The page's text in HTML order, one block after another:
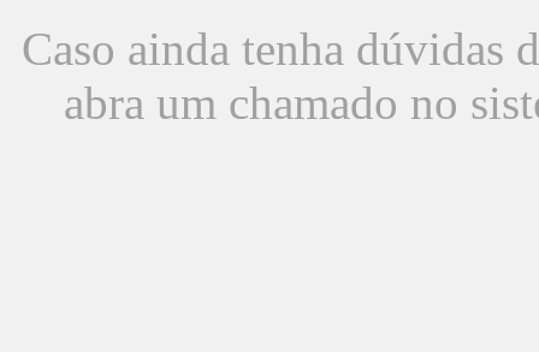
Caso ainda tenha dúvidas
abra um chamado no